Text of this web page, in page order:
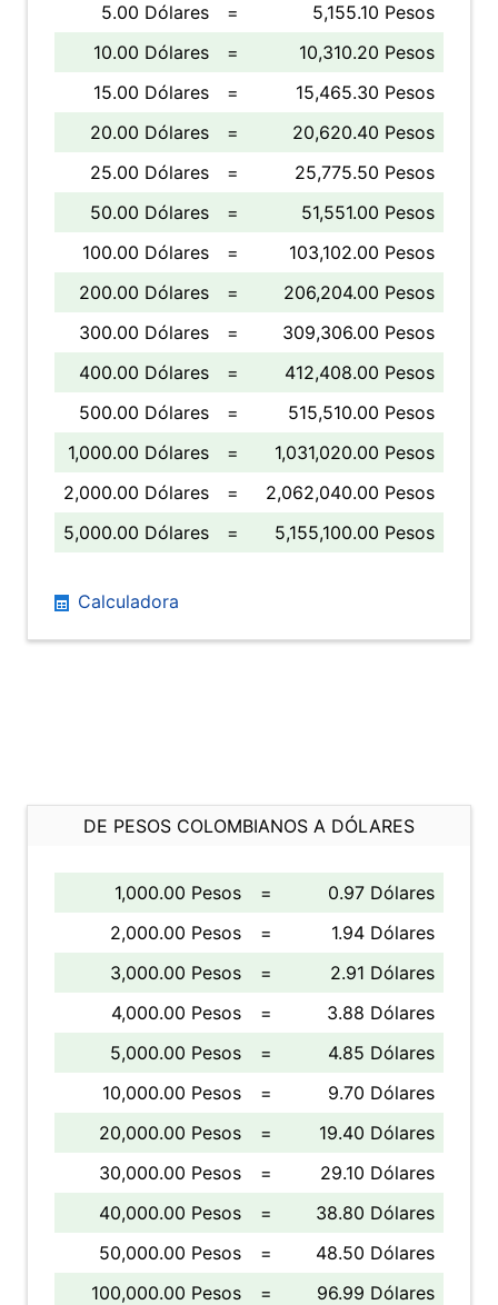
5.00 Dólares
=
5,155.10 Pesos
10.00 Dólares
=
10,310.20 Pesos
15.00 Dólares
=
15,465.30 Pesos
20.00 Dólares
=
20,620.40 Pesos
25.00 Dólares
=
25,775.50 Pesos
50.00 Dólares
=
51,551.00 Pesos
100.00 Dólares
=
103,102.00 Pesos
200.00 Dólares
=
206,204.00 Pesos
300.00 Dólares
=
309,306.00 Pesos
400.00 Dólares
=
412,408.00 Pesos
500.00 Dólares
=
515,510.00 Pesos
1,000.00 Dólares
=
1,031,020.00 Pesos
2,000.00 Dólares
=
2,062,040.00 Pesos
5,000.00 Dólares
= 5,155,100.00 Pesos
Calculadora
DE PESOS COLOMBIANOS A DÓLARES
1,000.00 Pesos =
0.97 Dólares
2,000.00 Pesos
=
1.94 Dólares
3,000.00 Pesos
=
2.91 Dólares
4,000.00 Pesos
=
3.88 Dólares
5,000.00 Pesos
=
4.85 Dólares
10,000.00 Pesos
=
9.70 Dólares
20,000.00 Pesos
=
19.40 Dólares
30,000.00 Pesos
=
29.10 Dólares
40,000.00 Pesos
=
38.80 Dólares
50,000.00 Pesos
=
48.50 Dólares
100,000.00 Pesos
= 96.99 Dólares